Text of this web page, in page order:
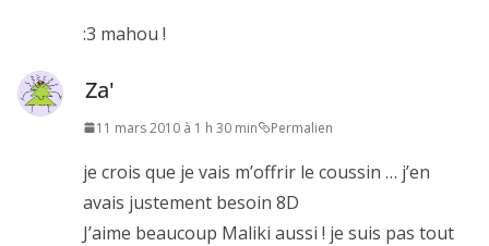
:3 mahou !
Za'
11 mars 2010 à 1 h 30 min Permalien
je crois que je vais m’offrir le coussin … j’en
avais justement besoin 8D
J’aime beaucoup Maliki aussi ! je suis pas tout